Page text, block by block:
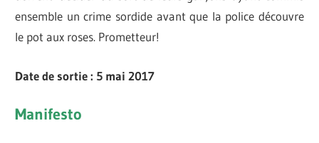
ensemble un crime sordide avant que la police découvre
le pot aux roses. Prometteur!
Date de sortie : 5 mai 2017
Manifesto